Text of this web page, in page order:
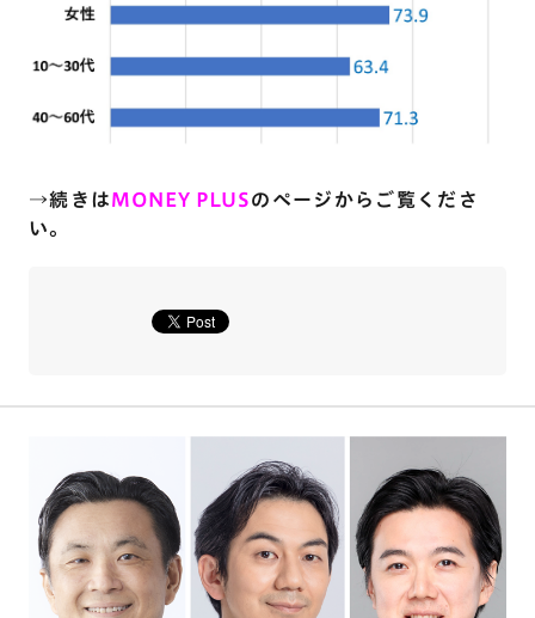
→続きはMONEY PLUSのページからご覧くださ
い。